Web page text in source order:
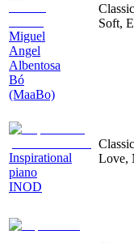
Miguel
Angel
Albentosa
Bó
(MaaBo)
Soft,
Inspirational
piano
INOD
Love,